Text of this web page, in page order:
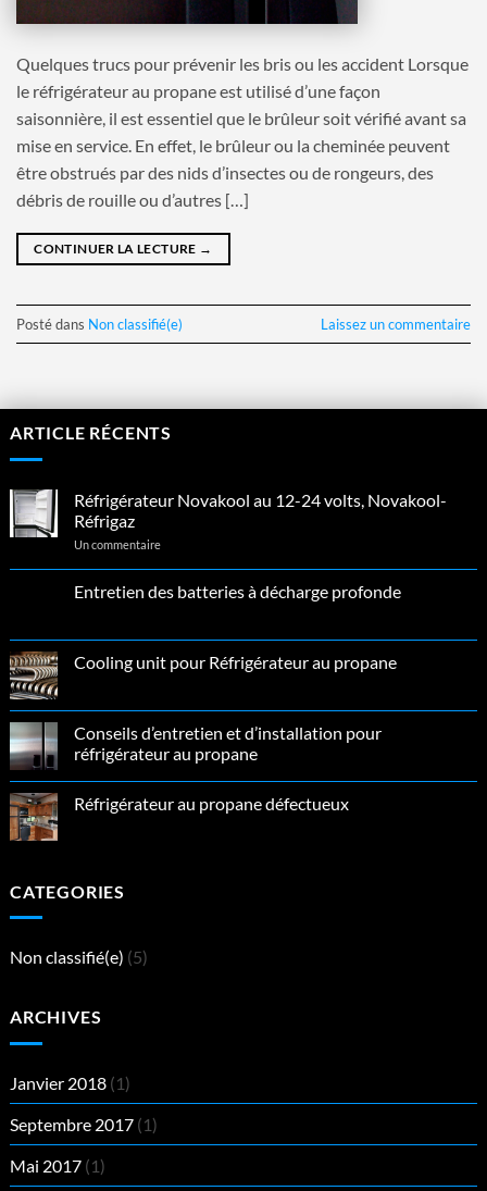
Quelques trucs pour prévenir les bris ou les accident Lorsque
le réfrigérateur au propane est utilisé d’une façon
saisonnière, il est essentiel que le brûleur soit vérifié avant sa
mise en service. En effet, le brûleur ou la cheminée peuvent
être obstrués par des nids d’insectes ou de rongeurs, des
débris de rouille ou d’autres […]
CONTINUER LA LECTURE →
Posté dans Non classifié(e) Laissez un commentaire
ARTICLE RÉCENTS
Réfrigérateur Novakool au 12-24 volts, Novakool-
Réfrigaz
Un commentairesur
Novakool
12-
Novakool-
Réfrigaz
Entretien des batteries à décharge profonde
sur
Entretien
des
décharge
profonde
Cooling unit pour Réfrigérateur au propane
sur
Cooling
unit
pour
Réfrigérateur
au
propane
Conseils d’entretien et d’installation pour
réfrigérateur au propane
sur
Conseils
réfrigérateur
au
Réfrigérateur au propane défectueux
propane
CATEGORIES
Non classifié(e) (5)
ARCHIVES
Janvier 2018(1)
Septembre 2017(1)
Mai 2017(1)